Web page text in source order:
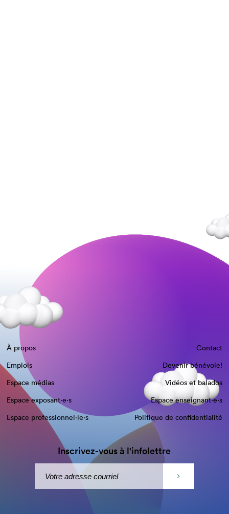
À propos
Contact
Emplois
Devenir bénévole!
Espace médias
Vidéos et balados
Espace exposant·e⋅s
Espace enseignant·e⋅s
Espace professionnel·le⋅s
Politique de confidentialité
Inscrivez-vous à l'infolettre